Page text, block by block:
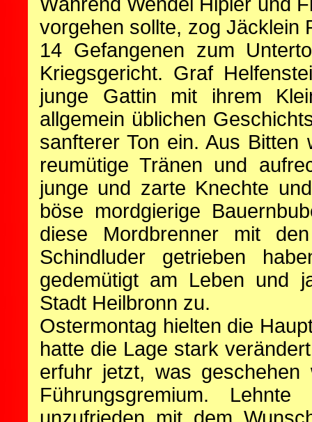
vorgehen sollte, zog Jäcklein
14 Gefangenen zum
Kriegsgericht. Graf
junge Gattin mit ihrem
allgemein üblichen
sanfterer Ton ein. Aus
reumütige Tränen und
junge und zarte Knechte
böse mordgierige
diese Mordbrenner mit
Schindluder getrieben
gedemütigt am Leben und
Stadt Heilbronn zu.
Ostermontag hielten die
hatte die Lage stark
erfuhr jetzt, was
Führungsgremium.